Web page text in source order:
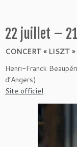
22 juillet –
CONCERT « LISZT »
Henri-Franck
d’Angers)
Site officiel